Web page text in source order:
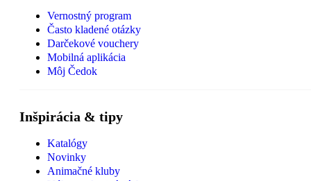
Vernostný program
Často kladené otázky
Darčekové vouchery
Mobilná aplikácia
Môj Čedok
Inšpirácia & tipy
Katalógy
Novinky
Animačné kluby